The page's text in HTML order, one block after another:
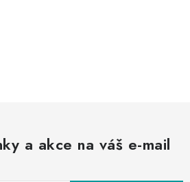
a akce na váš e-mail